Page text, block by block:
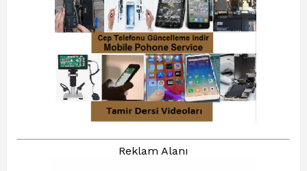
Reklam Alanı